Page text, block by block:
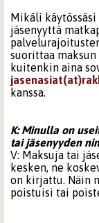
Mikäli
jäsenyyttä
suorittaa
kuitenkin aina
kanssa.
K: Minulla on
tai jäsenyyden
V: Maksuja tai
kesken, ne
on kirjattu. Näin
poistuisi tai